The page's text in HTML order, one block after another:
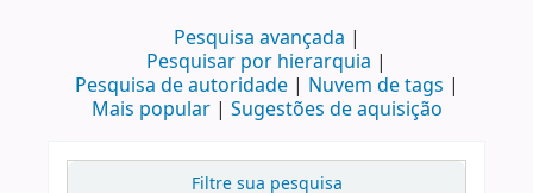
Pesquisa avançada
Pesquisar por hierarquia
Pesquisa de autoridade
Nuvem de tags
Mais popular
Sugestões de aquisição
Filtre sua pesquisa